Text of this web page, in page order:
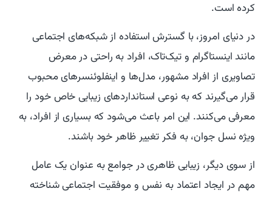
کرده است.
در دنیای امروز، با گسترش استفاده از شبکه‌های اجتماعی
مانند اینستاگرام و تیک‌تاک، افراد به راحتی در معرض
تصاویری از افراد مشهور، مدل‌ها و اینفلوئنسرهای محبوب
قرار می‌گیرند که به نوعی استانداردهای زیبایی خاص خود را
معرفی می‌کنند. این امر باعث می‌شود که بسیاری از افراد، به
ویژه نسل جوان، به فکر تغییر ظاهر خود باشند.
از سوی دیگر، زیبایی ظاهری در جوامع به عنوان یک عامل
مهم در ایجاد اعتماد به نفس و موفقیت اجتماعی شناخته